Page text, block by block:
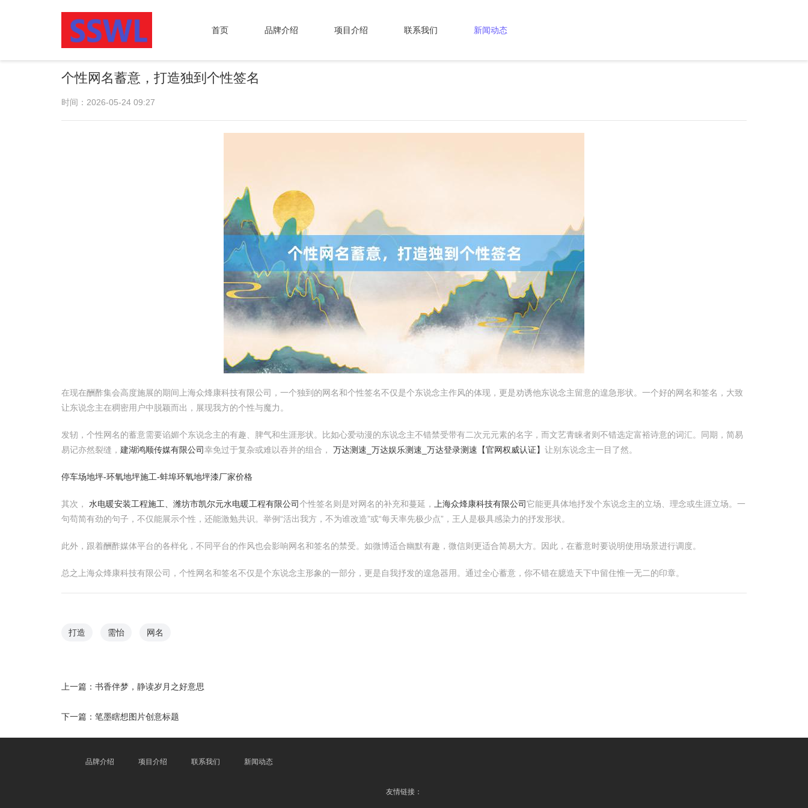
首页 品牌介绍 项目介绍 联系我们 新闻动态
个性网名蓄意，打造独到个性签名
时间：2026-05-24 09:27
在现在酬酢集会高度施展的期间上海众烽康科技有限公司，一个独到的网名和个性签名不仅是个东说念主作风的体现，更是劝诱他东说念主留意的遑急形状。一个好的网名和签名，大致
让东说念主在稠密用户中脱颖而出，展现我方的个性与魔力。
发轫，个性网名的蓄意需要谄媚个东说念主的有趣、脾气和生涯形状。比如心爱动漫的东说念主不错禁受带有二次元元素的名字，而文艺青睐者则不错选定富裕诗意的词汇。同期，简易
易记亦然裂缝， 建湖鸿顺传媒有限公司幸免过于复杂或难以吞并的组合， 万达测速_万达娱乐测速_万达登录测速【官网权威认证】 让别东说念主一目了然。
停车场地坪-环氧地坪施工-蚌埠环氧地坪漆厂家价格
其次， 水电暖安装工程施工、潍坊市凯尔元水电暖工程有限公司个性签名则是对网名的补充和蔓延， 上海众烽康科技有限公司它能更具体地抒发个东说念主的立场、理念或生涯立场。一
句苟简有劲的句子，不仅能展示个性，还能激勉共识。举例“活出我方，不为谁改造”或“每天率先极少点”，王人是极具感染力的抒发形状。
此外，跟着酬酢媒体平台的各样化，不同平台的作风也会影响网名和签名的禁受。如微博适合幽默有趣，微信则更适合简易大方。因此，在蓄意时要说明使用场景进行调度。
总之上海众烽康科技有限公司，个性网名和签名不仅是个东说念主形象的一部分，更是自我抒发的遑急器用。通过全心蓄意，你不错在臆造天下中留住惟一无二的印章。
打造 需怡 网名
上一篇： 书香伴梦，静读岁月之好意思
下一篇： 笔墨瞎想图片创意标题
品牌介绍 项目介绍 联系我们 新闻动态
友情链接：